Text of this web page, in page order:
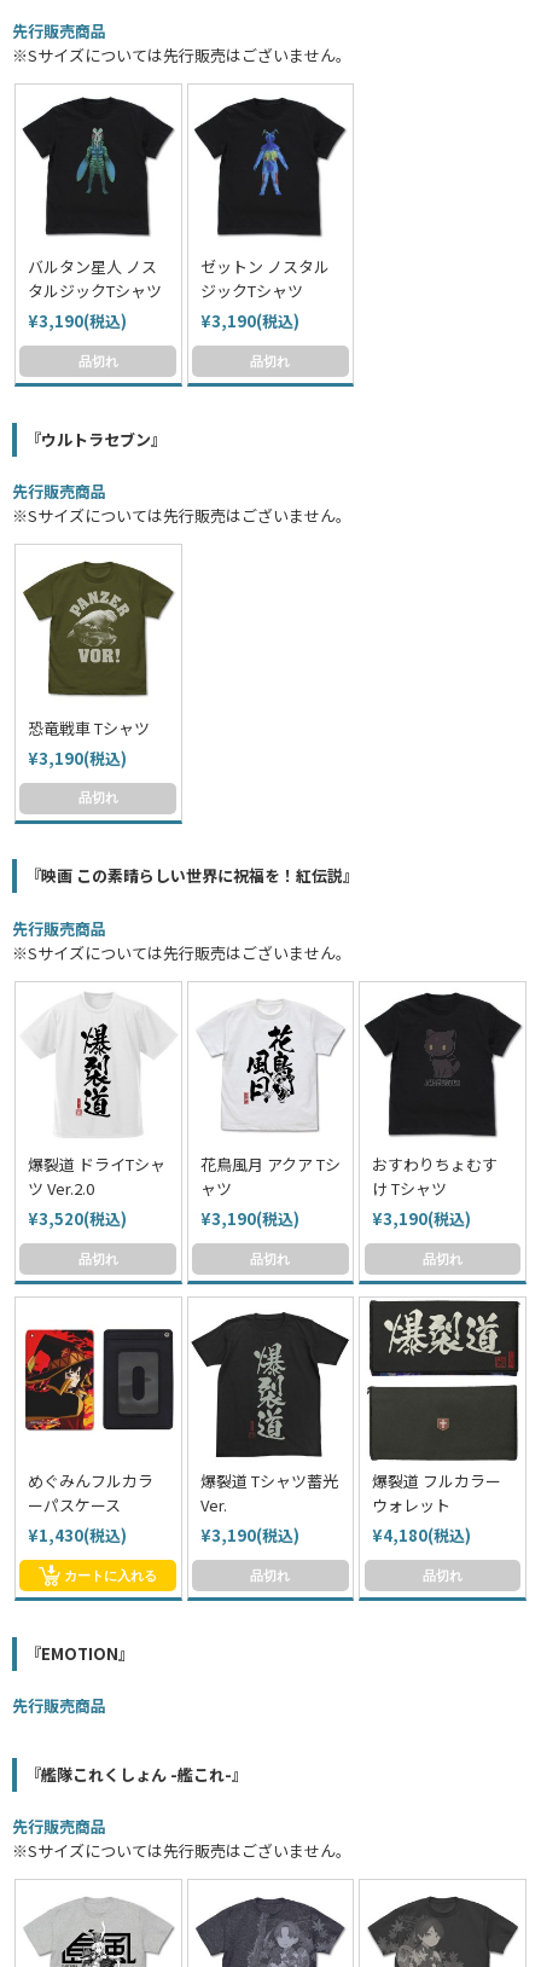
先行販売商品
※Sサイズについては先行販売はございません。
バルタン星人 ノス
タルジックTシャツ
¥3,190(税込)
品切れ
ゼットン ノスタル
ジックTシャツ
¥3,190(税込)
品切れ
『ウルトラセブン』
先行販売商品
※Sサイズについては先行販売はございません。
恐竜戦車 Tシャツ
¥3,190(税込)
品切れ
『映画 この素晴らしい世界に祝福を！紅伝説』
先行販売商品
※Sサイズについては先行販売はございません。
爆裂道 ドライTシャ
ツ Ver.2.0
¥3,520(税込)
品切れ
花鳥風月 アクア Tシ
ャツ
¥3,190(税込)
品切れ
おすわりちょむす
け Tシャツ
¥3,190(税込)
品切れ
めぐみんフルカラ
ーパスケース
¥1,430(税込)
カートに入れる
爆裂道 Tシャツ蓄光
Ver.
¥3,190(税込)
品切れ
爆裂道 フルカラー
ウォレット
¥4,180(税込)
品切れ
『EMOTION』
先行販売商品
『艦隊これくしょん -艦これ-』
先行販売商品
※Sサイズについては先行販売はございません。